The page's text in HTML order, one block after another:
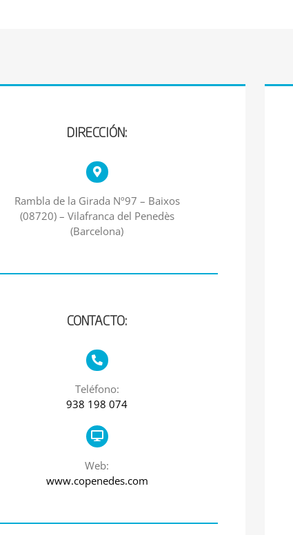
DIRECCIÓN:
Rambla de la Girada Nº97 – Baixos
(08720) – Vilafranca del Penedès
(Barcelona)
CONTACTO:
Teléfono:
938 198 074
Web:
www.copenedes.com